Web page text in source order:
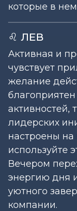
которые в
♌ ЛЕВ
Активная и
чувствует
желание
активностей,
лидерских
настроены
используйте
Вечером
энергию дня
уютного
компании.